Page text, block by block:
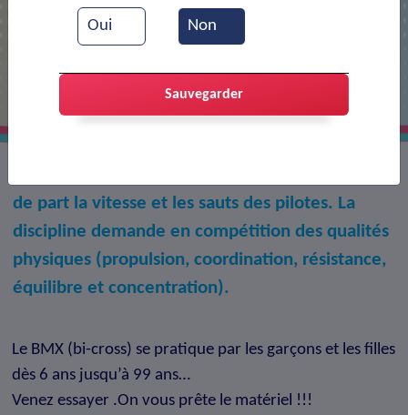
de part la vitesse et les sauts des pilotes. La
discipline demande en compétition des qualités
physiques (propulsion, coordination, résistance,
équilibre et concentration).
Le BMX (bi-cross) se pratique par les garçons et les filles
dès 6 ans jusqu’à 99 ans…
Venez essayer .On vous prête le matériel !!!
Oui Non
Sauvegarder